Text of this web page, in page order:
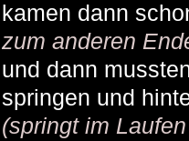
kamen dann
zum anderen
und dann
springen und
(springt im